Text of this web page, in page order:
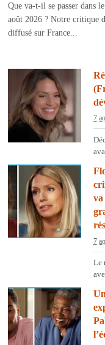
Que va-t-il se passer dans
août 2026 ? Notre critique
diffusé sur France...
7
7
Le